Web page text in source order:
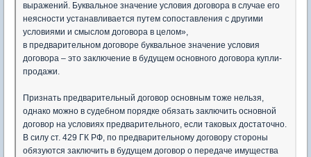
выражений. Буквальное значение условия договора в случае его
неясности устанавливается путем сопоставления с другими
условиями и смыслом договора в целом»,
в предварительном договоре буквальное значение условия
договора – это заключение в будущем основного договора купли-
продажи.
Признать предварительный договор основным тоже нельзя,
однако можно в судебном порядке обязать заключить основной
договор на условиях предварительного, если таковых достаточно.
В силу ст. 429 ГК РФ, по предварительному договору стороны
обязуются заключить в будущем договор о передаче имущества